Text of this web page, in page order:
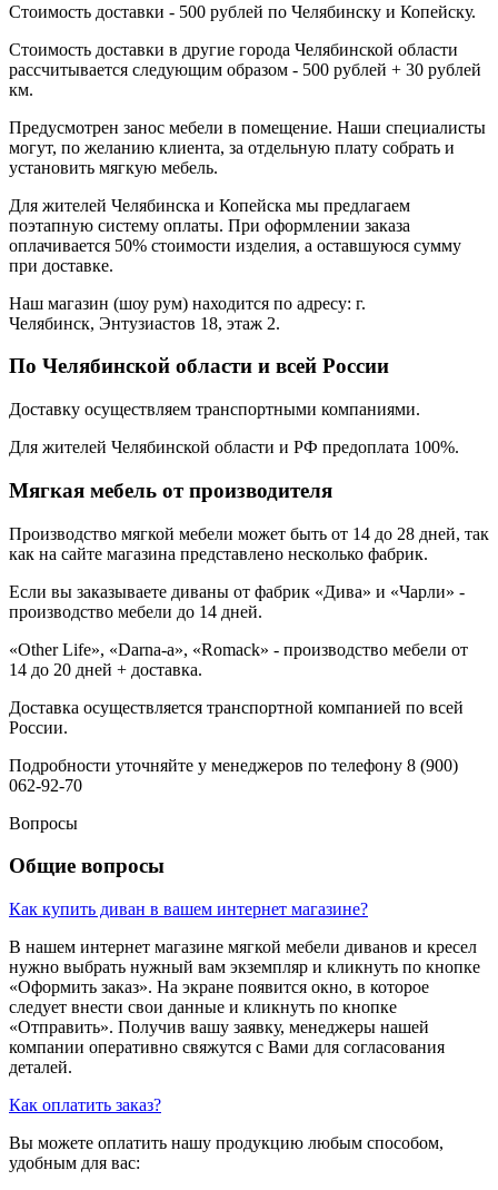
Стоимость доставки - 500 рублей по Челябинску и Копейску.
Стоимость доставки в другие города Челябинской области
рассчитывается следующим образом - 500 рублей + 30 рублей
км.
Предусмотрен занос мебели в помещение. Наши специалисты
могут, по желанию клиента, за отдельную плату собрать и
установить мягкую мебель.
Для жителей Челябинска и Копейска мы предлагаем
поэтапную систему оплаты. При оформлении заказа
оплачивается 50% стоимости изделия, а оставшуюся сумму
при доставке.
Наш магазин (шоу рум) находится по адресу: г.
Челябинск, Энтузиастов 18, этаж 2.
По Челябинской области и всей России
Доставку осуществляем транспортными компаниями.
Для жителей Челябинской области и РФ предоплата 100%.
Мягкая мебель от производителя
Производство мягкой мебели может быть от 14 до 28 дней, так
как на сайте магазина представлено несколько фабрик.
Если вы заказываете диваны от фабрик «Дива» и «Чарли» -
производство мебели до 14 дней.
«Other Life», «Darna-a», «Romack» - производство мебели от
14 до 20 дней + доставка.
Доставка осуществляется транспортной компанией по всей
России.
Подробности уточняйте у менеджеров по телефону 8 (900)
062-92-70
Вопросы
Общие вопросы
Как купить диван в вашем интернет магазине?
В нашем интернет магазине мягкой мебели диванов и кресел
нужно выбрать нужный вам экземпляр и кликнуть по кнопке
«Оформить заказ». На экране появится окно, в которое
следует внести свои данные и кликнуть по кнопке
«Отправить». Получив вашу заявку, менеджеры нашей
компании оперативно свяжутся с Вами для согласования
деталей.
Как оплатить заказ?
Вы можете оплатить нашу продукцию любым способом,
удобным для вас: